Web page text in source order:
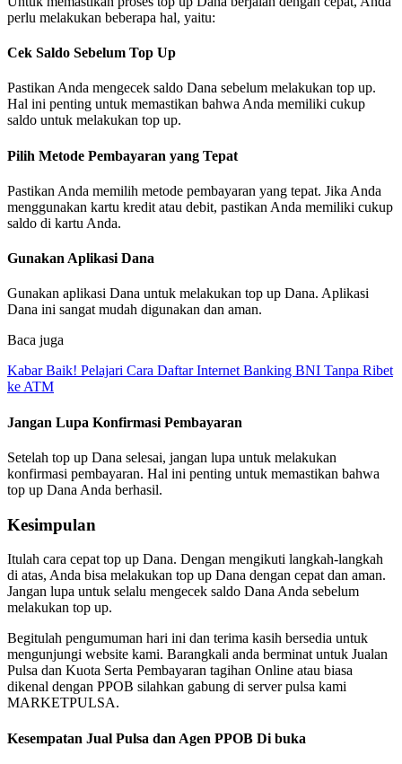
perlu melakukan beberapa hal, yaitu:
Cek Saldo Sebelum Top Up
Pastikan Anda mengecek saldo Dana sebelum melakukan top up.
Hal ini penting untuk memastikan bahwa Anda memiliki cukup
saldo untuk melakukan top up.
Pilih Metode Pembayaran yang Tepat
Pastikan Anda memilih metode pembayaran yang tepat. Jika Anda
menggunakan kartu kredit atau debit, pastikan Anda memiliki cukup
saldo di kartu Anda.
Gunakan Aplikasi Dana
Gunakan aplikasi Dana untuk melakukan top up Dana. Aplikasi
Dana ini sangat mudah digunakan dan aman.
Baca juga
Kabar Baik! Pelajari Cara Daftar Internet Banking BNI Tanpa Ribet
ke ATM
Jangan Lupa Konfirmasi Pembayaran
Setelah top up Dana selesai, jangan lupa untuk melakukan
konfirmasi pembayaran. Hal ini penting untuk memastikan bahwa
top up Dana Anda berhasil.
Kesimpulan
Itulah cara cepat top up Dana. Dengan mengikuti langkah-langkah
di atas, Anda bisa melakukan top up Dana dengan cepat dan aman.
Jangan lupa untuk selalu mengecek saldo Dana Anda sebelum
melakukan top up.
Begitulah pengumuman hari ini dan terima kasih bersedia untuk
mengunjungi website kami. Barangkali anda berminat untuk Jualan
Pulsa dan Kuota Serta Pembayaran tagihan Online atau biasa
dikenal dengan PPOB silahkan gabung di server pulsa kami
MARKETPULSA.
Kesempatan Jual Pulsa dan Agen PPOB Di buka